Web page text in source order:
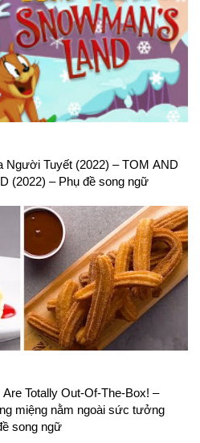
Người Tuyết (2022) – TOM AND
(2022) – Phụ đề song ngữ
Totally Out-Of-The-Box! –
miệng nằm ngoài sức tưởng
song ngữ